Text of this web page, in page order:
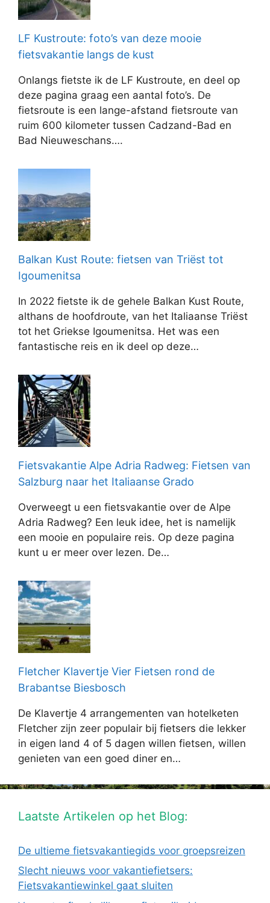
LF Kustroute: foto’s van deze mooie
fietsvakantie langs de kust
Onlangs fietste ik de LF Kustroute, en deel op
deze pagina graag een aantal foto’s. De
fietsroute is een lange-afstand fietsroute van
ruim 600 kilometer tussen Cadzand-Bad en
Bad Nieuweschans….
Balkan Kust Route: fietsen van Triëst tot
Igoumenitsa
In 2022 fietste ik de gehele Balkan Kust Route,
althans de hoofdroute, van het Italiaanse Triëst
tot het Griekse Igoumenitsa. Het was een
fantastische reis en ik deel op deze…
Fietsvakantie Alpe Adria Radweg: Fietsen van
Salzburg naar het Italiaanse Grado
Overweegt u een fietsvakantie over de Alpe
Adria Radweg? Een leuk idee, het is namelijk
een mooie en populaire reis. Op deze pagina
kunt u er meer over lezen. De…
Fletcher Klavertje Vier Fietsen rond de
Brabantse Biesbosch
De Klavertje 4 arrangementen van hotelketen
Fletcher zijn zeer populair bij fietsers die lekker
in eigen land 4 of 5 dagen willen fietsen, willen
genieten van een goed diner en…
Laatste Artikelen op het Blog:
De ultieme fietsvakantiegids voor groepsreizen
Slecht nieuws voor vakantiefietsers:
Fietsvakantiewinkel gaat sluiten